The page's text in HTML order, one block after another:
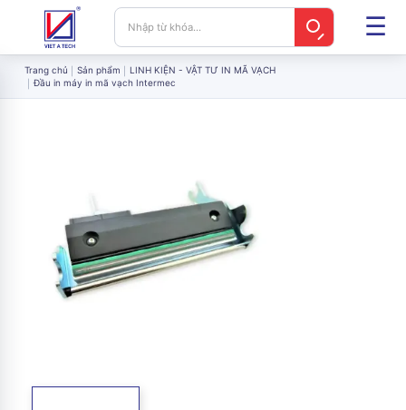
Trang chủ Sản phẩm
LINH KIỆN - VẬT TƯ IN MÃ VẠCH
Đầu in máy in mã vạch Intermec